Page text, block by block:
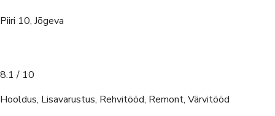
Piiri 10, Jõgeva
8.1 / 10
Hooldus, Lisavarustus, Rehvitööd, Remont, Värvitööd